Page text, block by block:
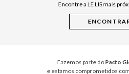
Cuidados CasaEncontre a LE LIS mais
Fazemos parte do Pacto
e estamos comprometidos